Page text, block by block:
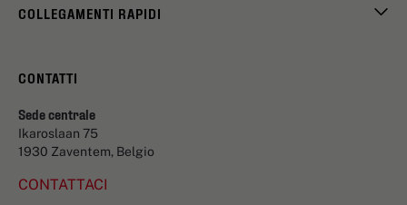
COLLEGAMENTI RAPIDI
CONTATTI
Sede centrale
Ikaroslaan 75
1930 Zaventem, Belgio
CONTATTACI